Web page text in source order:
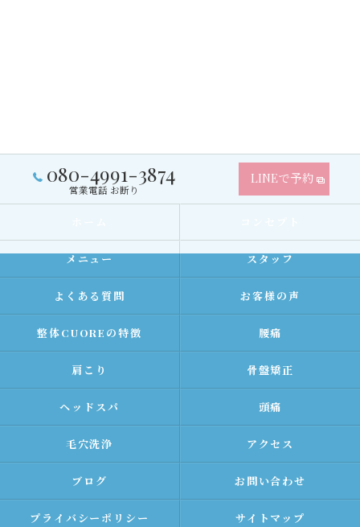
080-4991-3874
営業電話 お断り
LINEで予約
メニュー スタッフ
よくある質問 お客様の声
整体CUOREの特徴 腰痛
肩こり 骨盤矯正
ヘッドスパ 頭痛
毛穴洗浄 アクセス
ブログ お問い合わせ
プライバシーポリシー サイトマップ